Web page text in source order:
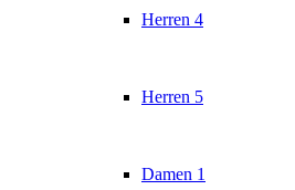
Herren 4
Herren 5
Damen 1